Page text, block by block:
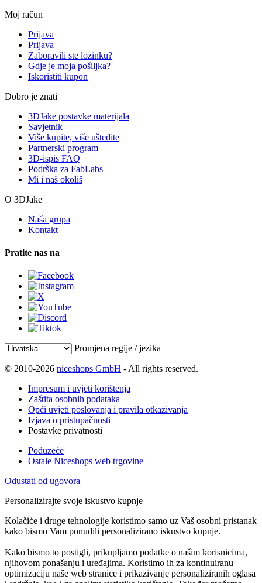
Moj račun
Prijava
Prijava
Zaboravili ste lozinku?
Gdje je moja pošiljka?
Iskoristiti kupon
Dobro je znati
3DJake postavke materijala
Savjetnik
Više kupite, više uštedite
Partnerski program
3D-ispis FAQ
Podrška za FabLabs
Mi i naš okoliš
O 3DJake
Naša grupa
Kontakt
Pratite nas na
Promjena regije / jezika
© 2010-2026 niceshops GmbH - All rights reserved.
Impresum i uvjeti korištenja
Zaštita osobnih podataka
Opći uvjeti poslovanja i pravila otkazivanja
Izjava o pristupačnosti
Postavke privatnosti
Poduzeće
Ostale Niceshops web trgovine
Odustati od ugovora
Personalizirajte svoje iskustvo kupnje
Kolačiće i druge tehnologije koristimo samo uz Vaš osobni pristanak
kako bismo Vam ponudili personalizirano iskustvo kupnje.
Kako bismo to postigli, prikupljamo podatke o našim korisnicima,
njihovom ponašanju i uređajima. Koristimo ih za kontinuiranu
optimizaciju naše web stranice i prikazivanje personaliziranih oglasa